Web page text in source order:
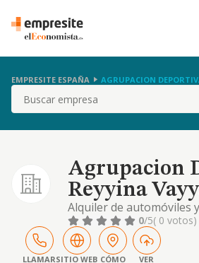
EMPRESITE ESPAÑA AGRUPACION
Buscar
Agrupacion
Reyyina
Alquiler de automóviles
ligeros
0/5( 0 votos)
LLAMARSITIO WEB CÓMO
VER